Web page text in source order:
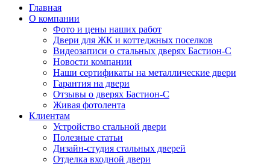
Главная
О компании
Фото и цены наших работ
Двери для ЖК и коттеджных поселков
Видеозаписи о стальных дверях Бастион-С
Новости компании
Наши сертификаты на металлические двери
Гарантия на двери
Отзывы о дверях Бастион-С
Живая фотолента
Клиентам
Устройство стальной двери
Полезные статьи
Дизайн-студия стальных дверей
Отделка входной двери